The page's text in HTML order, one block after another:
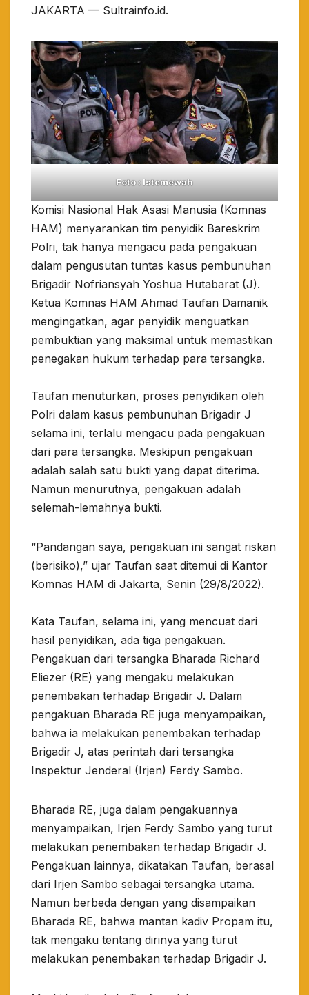
JAKARTA — Sultrainfo.id.
Foto : Istemewah
Komisi Nasional Hak Asasi Manusia (Komnas
HAM) menyarankan tim penyidik Bareskrim
Polri, tak hanya mengacu pada pengakuan
dalam pengusutan tuntas kasus pembunuhan
Brigadir Nofriansyah Yoshua Hutabarat (J).
Ketua Komnas HAM Ahmad Taufan Damanik
mengingatkan, agar penyidik menguatkan
pembuktian yang maksimal untuk memastikan
penegakan hukum terhadap para tersangka.
Taufan menuturkan, proses penyidikan oleh
Polri dalam kasus pembunuhan Brigadir J
selama ini, terlalu mengacu pada pengakuan
dari para tersangka. Meskipun pengakuan
adalah salah satu bukti yang dapat diterima.
Namun menurutnya, pengakuan adalah
selemah-lemahnya bukti.
“Pandangan saya, pengakuan ini sangat riskan
(berisiko),” ujar Taufan saat ditemui di Kantor
Komnas HAM di Jakarta, Senin (29/8/2022).
Kata Taufan, selama ini, yang mencuat dari
hasil penyidikan, ada tiga pengakuan.
Pengakuan dari tersangka Bharada Richard
Eliezer (RE) yang mengaku melakukan
penembakan terhadap Brigadir J. Dalam
pengakuan Bharada RE juga menyampaikan,
bahwa ia melakukan penembakan terhadap
Brigadir J, atas perintah dari tersangka
Inspektur Jenderal (Irjen) Ferdy Sambo.
Bharada RE, juga dalam pengakuannya
menyampaikan, Irjen Ferdy Sambo yang turut
melakukan penembakan terhadap Brigadir J.
Pengakuan lainnya, dikatakan Taufan, berasal
dari Irjen Sambo sebagai tersangka utama.
Namun berbeda dengan yang disampaikan
Bharada RE, bahwa mantan kadiv Propam itu,
tak mengaku tentang dirinya yang turut
melakukan penembakan terhadap Brigadir J.